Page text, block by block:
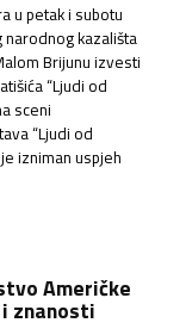
u petak i subotu
kazališta
Brijunu izvesti
“Ljudi od
sceni
“Ljudi od
izniman uspjeh
Američke
znanosti